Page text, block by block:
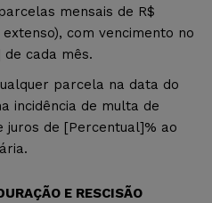
mensais de R$
com vencimento no
de cada mês.
parcela na data do
incidência de multa de
juros de [Percentual]% ao
E RESCISÃO